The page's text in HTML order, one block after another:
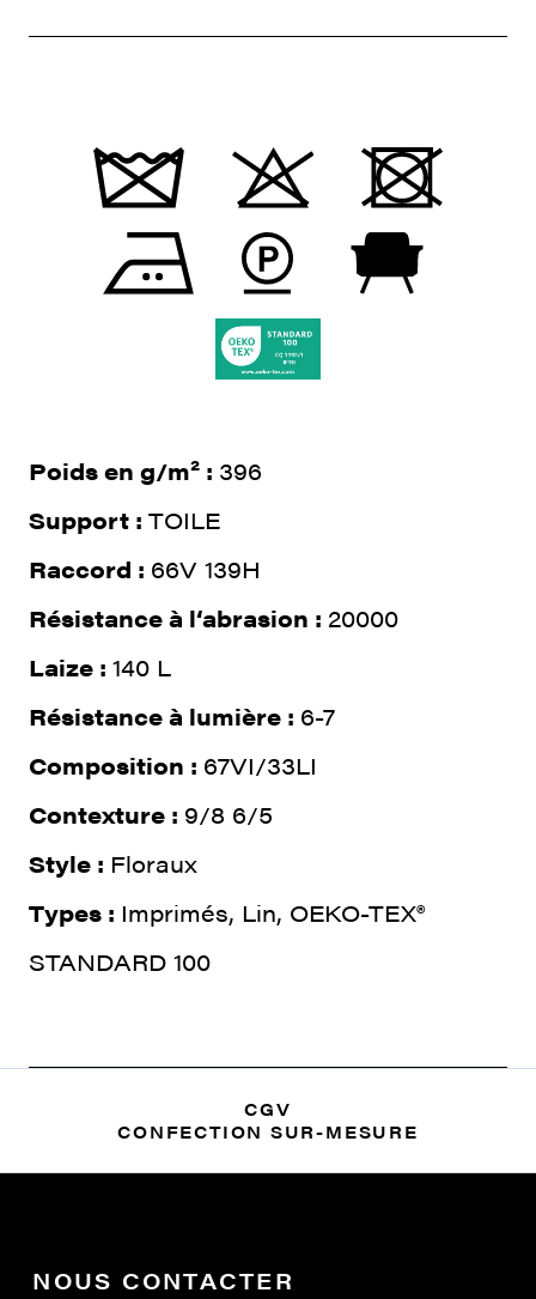
Poids en g/m² : 396
Support : TOILE
Raccord : 66V 139H
Résistance à l‘abrasion : 20000
Laize : 140 L
Résistance à lumière : 6-7
Composition : 67VI/33LI
Contexture : 9/8 6/5
Style : Floraux
Types : Imprimés, Lin, OEKO-TEX®
STANDARD 100
CGV
CONFECTION SUR-MESURE
NOUS CONTACTER